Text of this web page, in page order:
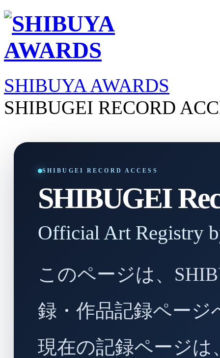
SHIBUYA AWARDS
SHIBUGEI RECORD
SHIBUGEI RECORD ACCESS
SHIBUGEI
Official Art Registry
このページは、
録・作品記録ペー
現在の記録ページは